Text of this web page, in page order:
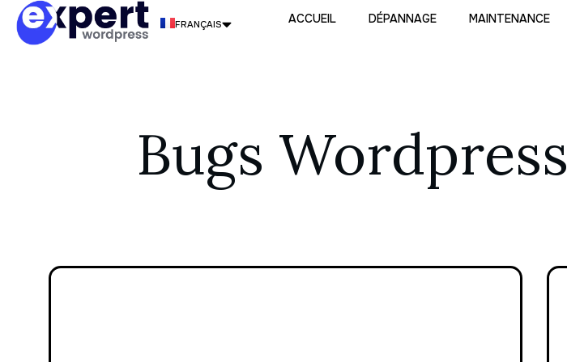
FRANÇAIS
ESPAÑOL
ACCUEIL DÉPANNAGE MAINTENANCE
Bugs Wordpress